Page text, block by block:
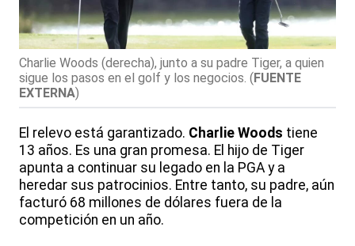
Charlie Woods (derecha), junto a su padre Tiger, a quien
sigue los pasos en el golf y los negocios. (FUENTE
EXTERNA)
El relevo está garantizado. Charlie Woods tiene
13 años. Es una gran promesa. El hijo de Tiger
apunta a continuar su legado en la PGA y a
heredar sus patrocinios. Entre tanto, su padre, aún
facturó 68 millones de dólares fuera de la
competición en un año.